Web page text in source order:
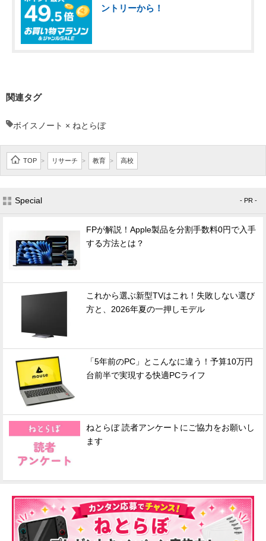
ントリーから！
関連タグ
ボイスノート × ねとらぼ
TOP > リサーチ > 教育 > 高校
Special - PR -
FPが解説！Apple製品を分割手数料0円で入手
する方法とは？
これから選ぶ新型TVはこれ！失敗しない選び
方と、2026年夏の一押しモデル
「5年前のPC」とこんなに違う！予算10万円
台前半で実現する快適PCライフ
ねとらぼ 読者アンケートにご協力をお願いし
ます